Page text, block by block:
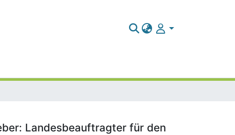
Landesbeauftragter für den